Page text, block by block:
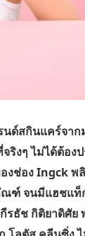
นด์สกินแคร์จา
ริงๆ ไม่ได้ต้อง
งช่อง Ingck พ
ณฑ์ จนมีแฮชแท็
ธัช กิติยาดิศัย